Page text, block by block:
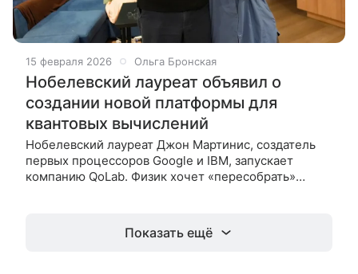
15 февраля 2026 Ольга Бронская
Нобелевский лауреат объявил о
создании новой платформы для
квантовых вычислений
Нобелевский лауреат Джон Мартинис, создатель
первых процессоров Google и IBM, запускает
компанию QoLab. Физик хочет «пересобрать»
Показать ещё